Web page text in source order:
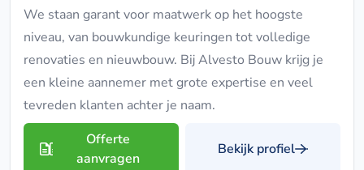
We staan garant voor maatwerk op het hoogste
niveau, van bouwkundige keuringen tot volledige
renovaties en nieuwbouw. Bij Alvesto Bouw krijg je
een kleine aannemer met grote expertise en veel
tevreden klanten achter je naam.
Offerte
aanvragen
Bekijk profiel